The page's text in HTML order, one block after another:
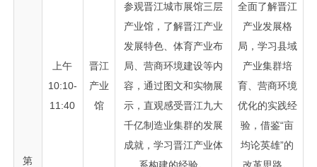
第
上午
10:10-
11:40
晋江
产业
馆
参观晋江城市展馆三层
产业馆，了解晋江产业
发展特色、体育产业布
局、营商环境建设等内
容，通过图文和实物展
示，直观感受晋江九大
千亿制造业集群的发展
成就，学习晋江产业体
全面了解晋江
产业发展格
局，学习县域
产业集群培
育、营商环境
优化的实践经
验，借鉴“亩
均论英雄”的